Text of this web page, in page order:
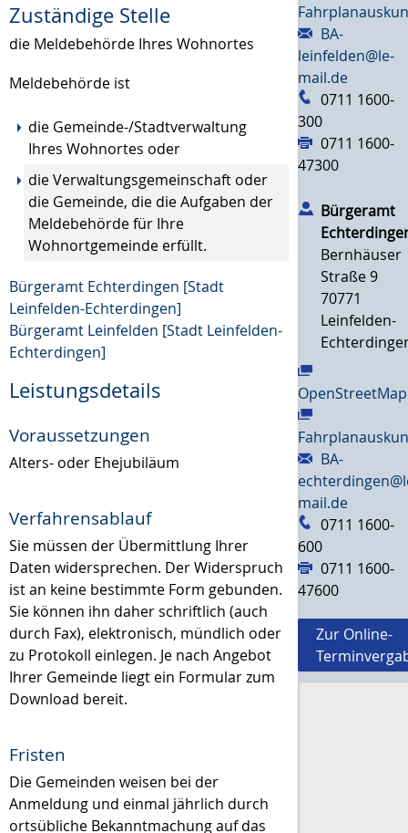
Zuständige Stelle
die Meldebehörde Ihres Wohnortes
Meldebehörde ist
die Gemeinde-/Stadtverwaltung
Ihres Wohnortes oder
die Verwaltungsgemeinschaft oder
die Gemeinde, die die Aufgaben der
Meldebehörde für Ihre
Wohnortgemeinde erfüllt.
Bürgeramt Echterdingen [Stadt
Leinfelden-Echterdingen]
Bürgeramt Leinfelden [Stadt Leinfelden-
Echterdingen]
Leistungsdetails
Voraussetzungen
Alters- oder Ehejubiläum
Verfahrensablauf
Sie müssen der Übermittlung Ihrer
Daten widersprechen. Der Widerspruch
ist an keine bestimmte Form gebunden.
Sie können ihn daher schriftlich (auch
durch Fax), elektronisch, mündlich oder
zu Protokoll einlegen. Je nach Angebot
Ihrer Gemeinde liegt ein Formular zum
Download bereit.
Fristen
Die Gemeinden weisen bei der
Anmeldung und einmal jährlich durch
ortsübliche Bekanntmachung auf das
BA-
leinfelden@le-
mail.de
0711 1600-
300
0711 1600-
47300
Bürgeramt
Bernhäuser
Straße 9
70771
Leinfelden-
OpenStreetMap
BA-
mail.de
0711 1600-
600
0711 1600-
47600
Zur Online-